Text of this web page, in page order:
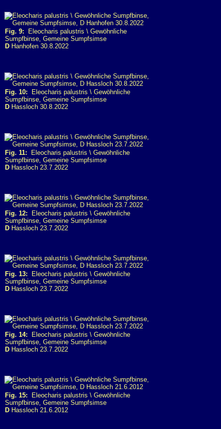
Fig. 9: Eleocharis palustris \ Gewöhnliche
Sumpfbinse, Gemeine Sumpfsimse
D Hanhofen 30.8.2022
Fig. 10: Eleocharis palustris \ Gewöhnliche
Sumpfbinse, Gemeine Sumpfsimse
D Hassloch 30.8.2022
Fig. 11: Eleocharis palustris \ Gewöhnliche
Sumpfbinse, Gemeine Sumpfsimse
D Hassloch 23.7.2022
Fig. 12: Eleocharis palustris \ Gewöhnliche
Sumpfbinse, Gemeine Sumpfsimse
D Hassloch 23.7.2022
Fig. 13: Eleocharis palustris \ Gewöhnliche
Sumpfbinse, Gemeine Sumpfsimse
D Hassloch 23.7.2022
Fig. 14: Eleocharis palustris \ Gewöhnliche
Sumpfbinse, Gemeine Sumpfsimse
D Hassloch 23.7.2022
Fig. 15: Eleocharis palustris \ Gewöhnliche
Sumpfbinse, Gemeine Sumpfsimse
D Hassloch 21.6.2012